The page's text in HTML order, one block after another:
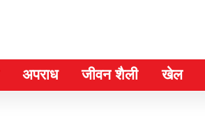
अपराध जीवन शैली खेल